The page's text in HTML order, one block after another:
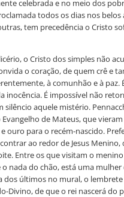
celebrada e no meio dos
todos os dias nos belos
tem precedência o Cristo
o Cristo dos simples não
o coração, de quem crê e
à comunhão e à paz.
inocência. É impossível não
silêncio aquele mistério.
Evangelho de Mateus, que
ouro para o recém-nascido.
ao redor de Jesus Menino,
Entre os que visitam o
nada do chão, está uma
dos últimos no mural, o
Divino, de que o rei nascerá do